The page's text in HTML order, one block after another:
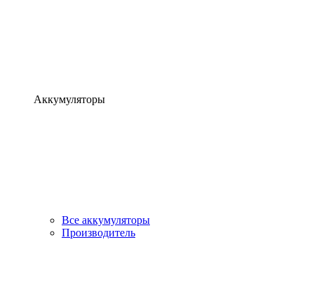
Аккумуляторы
Все аккумуляторы
Производитель